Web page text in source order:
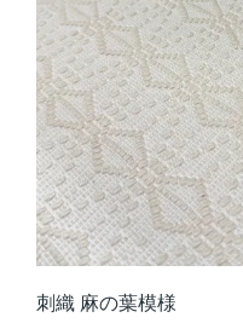
刺織 麻の葉模様